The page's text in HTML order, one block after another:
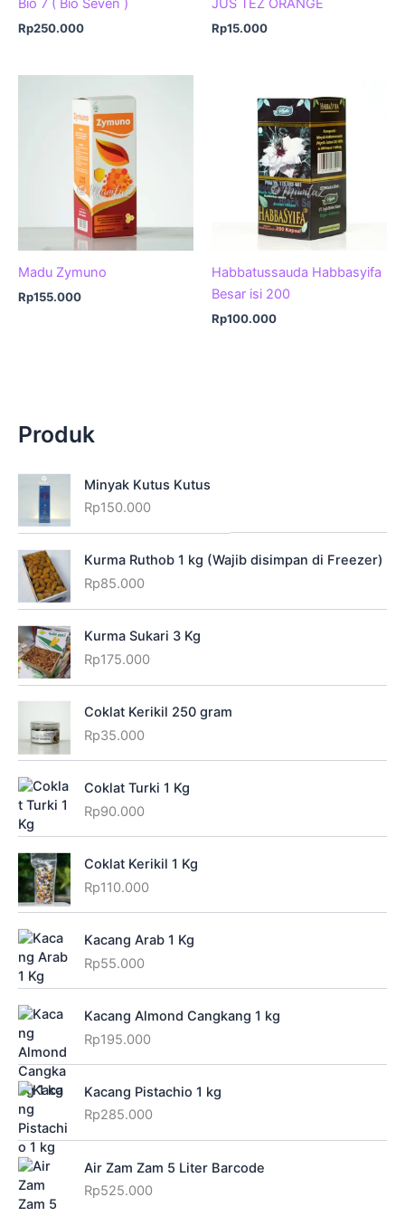
Bio 7 ( Bio Seven )
Rp250.000
JUS TEZ ORANGE
Rp15.000
Madu Zymuno
Rp155.000
Habbatussauda Habbasyifa
Besar isi 200
Rp100.000
Produk
Minyak Kutus Kutus
Rp150.000
Kurma Ruthob 1 kg (Wajib disimpan di Freezer)
Rp85.000
Kurma Sukari 3 Kg
Rp175.000
Coklat Kerikil 250 gram
Rp35.000
Coklat Turki 1 Kg
Rp90.000
Coklat Kerikil 1 Kg
Rp110.000
Kacang Arab 1 Kg
Rp55.000
Kacang Almond Cangkang 1 kg
Rp195.000
Kacang Pistachio 1 kg
Rp285.000
Air Zam Zam 5 Liter Barcode
Rp525.000